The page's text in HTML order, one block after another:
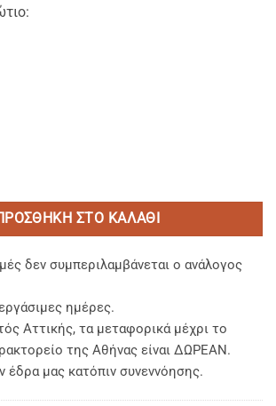
ελαιόλαδου στρογγυλό 15gr σε οικολογικό
ΣΤΟ ΚΑΛΆΘΙ
δεν συμπεριλαμβάνεται ο ανάλογος
ημέρες.
Αττικής, τα μεταφορικά μέχρι το
της Αθήνας είναι ΔΩΡΕΑΝ.
έδρα μας κατόπιν συνεννόησης.